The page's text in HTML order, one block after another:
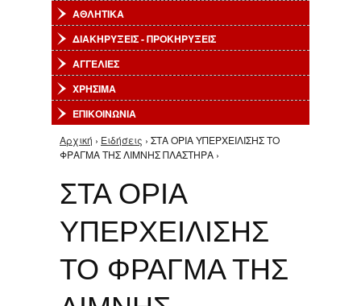
ΑΘΛΗΤΙΚΑ
ΔΙΑΚΗΡΥΞΕΙΣ - ΠΡΟΚΗΡΥΞΕΙΣ
ΑΓΓΕΛΙΕΣ
ΧΡΗΣΙΜΑ
ΕΠΙΚΟΙΝΩΝΙΑ
Είστε εδώ
Αρχική › Ειδήσεις › ΣΤΑ ΟΡΙΑ ΥΠΕΡΧΕΙΛΙΣΗΣ ΤΟ
ΦΡΑΓΜΑ ΤΗΣ ΛΙΜΝΗΣ ΠΛΑΣΤΗΡΑ ›
ΣΤΑ ΟΡΙΑ
ΥΠΕΡΧΕΙΛΙΣΗΣ
ΤΟ ΦΡΑΓΜΑ ΤΗΣ